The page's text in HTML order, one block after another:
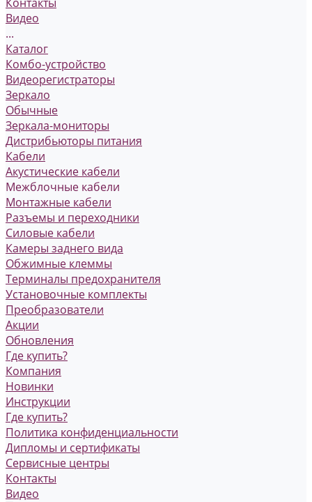
Видео
...
Каталог
Комбо-устройство
Видеорегистраторы
Зеркало
Обычные
Зеркала-мониторы
Дистрибьюторы питания
Кабели
Акустические кабели
Межблочные кабели
Монтажные кабели
Разъемы и переходники
Силовые кабели
Камеры заднего вида
Обжимные клеммы
Терминалы предохранителя
Установочные комплекты
Преобразователи
Акции
Обновления
Где купить?
Компания
Новинки
Инструкции
Где купить?
Политика конфиденциальности
Дипломы и сертификаты
Сервисные центры
Контакты
Видео